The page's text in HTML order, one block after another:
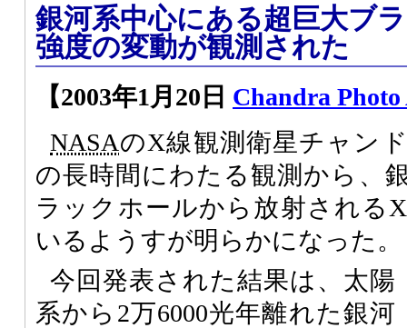
銀河系中心にある超巨大ブ
強度の変動が観測された
【2003年1月20日 Chandra
NASAのX線観測衛星チャン
の長時間にわたる観測から、
ラックホールから放射される
いるようすが明らかになった。
今回発表された結果は、太陽
系から2万6000光年離れた銀河